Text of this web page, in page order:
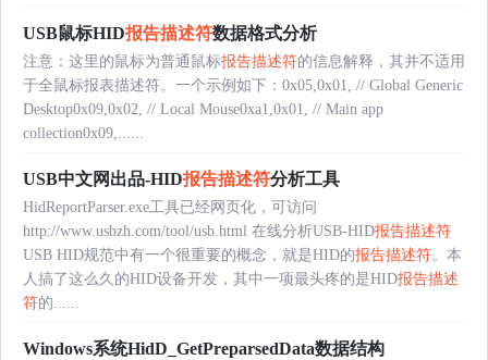
USB鼠标HID报告描述符数据格式分析
注意：这里的鼠标为普通鼠标报告描述符的信息解释，其并不适用
于全鼠标报表描述符。一个示例如下：0x05,0x01, // Global Generic
Desktop0x09,0x02, // Local Mouse0xa1,0x01, // Main app
collection0x09,......
USB中文网出品-HID报告描述符分析工具
HidReportParser.exe工具已经网页化，可访问
http://www.usbzh.com/tool/usb.html 在线分析USB-HID报告描述符
USB HID规范中有一个很重要的概念，就是HID的报告描述符。本
人搞了这么久的HID设备开发，其中一项最头疼的是HID报告描述
符的......
Windows系统HidD_GetPreparsedData数据结构